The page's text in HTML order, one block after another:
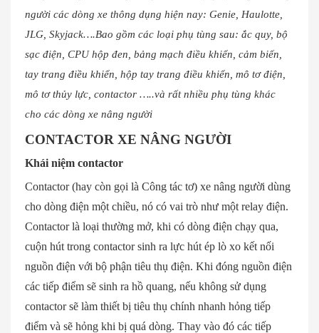
người các dòng xe thông dụng hiện nay: Genie, Haulotte,
JLG, Skyjack….Bao gồm các loại phụ tùng sau: ắc quy, bộ
sạc điện, CPU hộp đen, bảng mạch điều khiển, cảm biến,
tay trang điều khiển, hộp tay trang điều khiển, mô tơ điện,
mô tơ thủy lực, contactor …..và rất nhiều phụ tùng khác
cho các dòng xe nâng người
CONTACTOR XE NÂNG NGƯỜI
Khái niệm contactor
Contactor (hay còn gọi là Công tác tơ) xe nâng người dùng
cho dòng điện một chiều, nó có vai trò như một relay điện.
Contactor là loại thường mở, khi có dòng điện chạy qua,
cuộn hút trong contactor sinh ra lực hút ép lò xo kết nối
nguồn điện với bộ phận tiêu thụ điện. Khi đóng nguồn điện
các tiếp điểm sẽ sinh ra hồ quang, nếu không sử dụng
contactor sẽ làm thiết bị tiêu thụ chính nhanh hỏng tiếp
điểm và sẽ hỏng khi bị quá dòng. Thay vào đó các tiếp